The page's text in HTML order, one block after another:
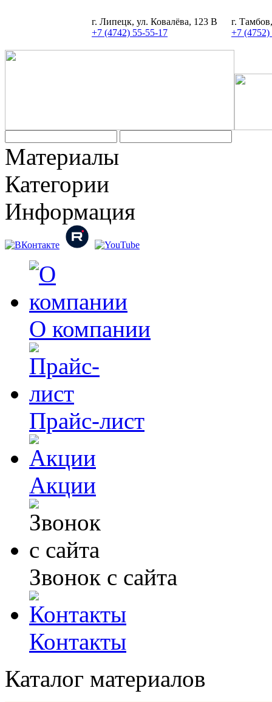
г. Липецк, ул. Ковалёва, 123 В
+7 (4742) 55-55-17
г.
+7 (4752)
Материалы
Категории
Информация
О компании
Прайс-лист
Акции
Звонок с сайта
Контакты
Каталог материалов
Задать вопрос